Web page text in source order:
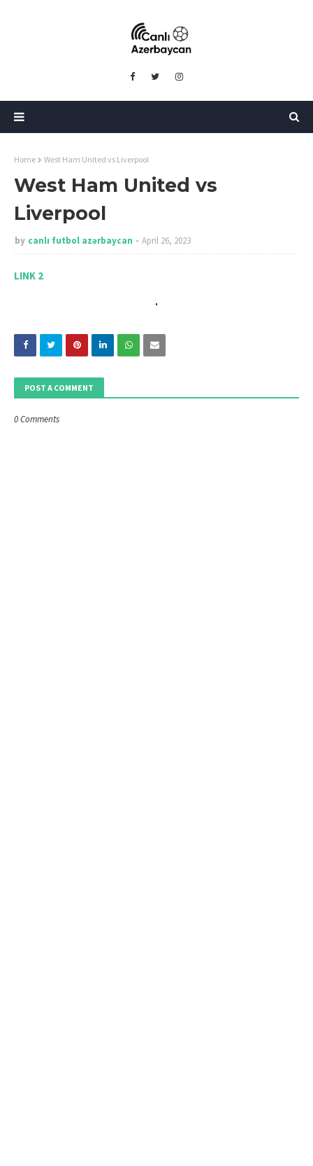
Home West Ham United vs Liverpool
West Ham United vs
Liverpool
by canlı futbol azərbaycan April 26, 2023
LINK 2
POST A COMMENT
0 Comments